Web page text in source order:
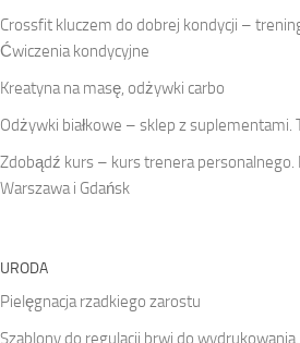
Crossfit kluczem do dobrej kondycji –
Ćwiczenia kondycyjne
Kreatyna na masę, odżywki carbo
Odżywki białkowe – sklep z suplementami.
Zdobądź kurs – kurs trenera
Warszawa i Gdańsk
URODA
Pielęgnacja rzadkiego zarostu
Szablony do regulacji brwi do